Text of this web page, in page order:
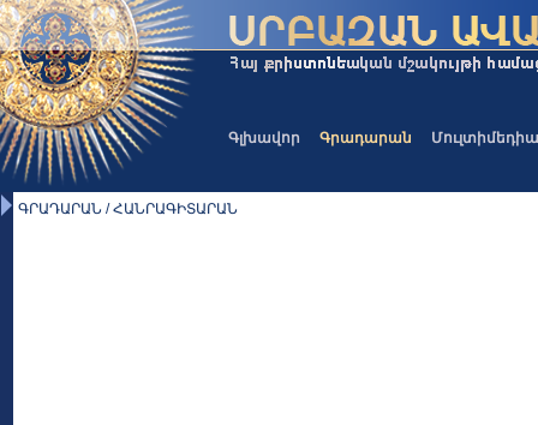
Գլխավոր Գրադարան Մուլտիմեդիա
ԳՐԱԴԱՐԱՆ / ՀԱՆՐԱԳԻՏԱՐԱՆ